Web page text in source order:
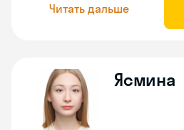
Читать дальше
Ясмина